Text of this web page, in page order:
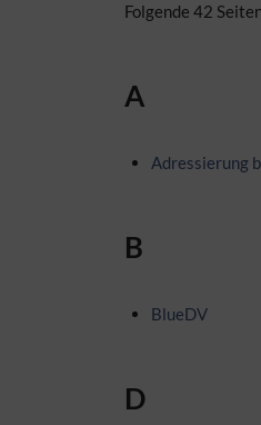
Folgende 42
A
Adressierung
B
BlueDV
D